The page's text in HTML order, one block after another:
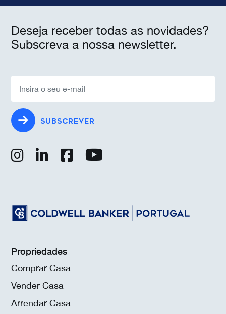
Deseja receber todas as novidades?
Subscreva a nossa newsletter.
SUBSCREVER
Propriedades
Comprar Casa
Vender Casa
Arrendar Casa